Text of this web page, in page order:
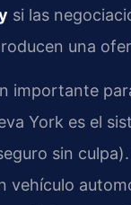
si las
una
importante
York es el
sin
vehículo